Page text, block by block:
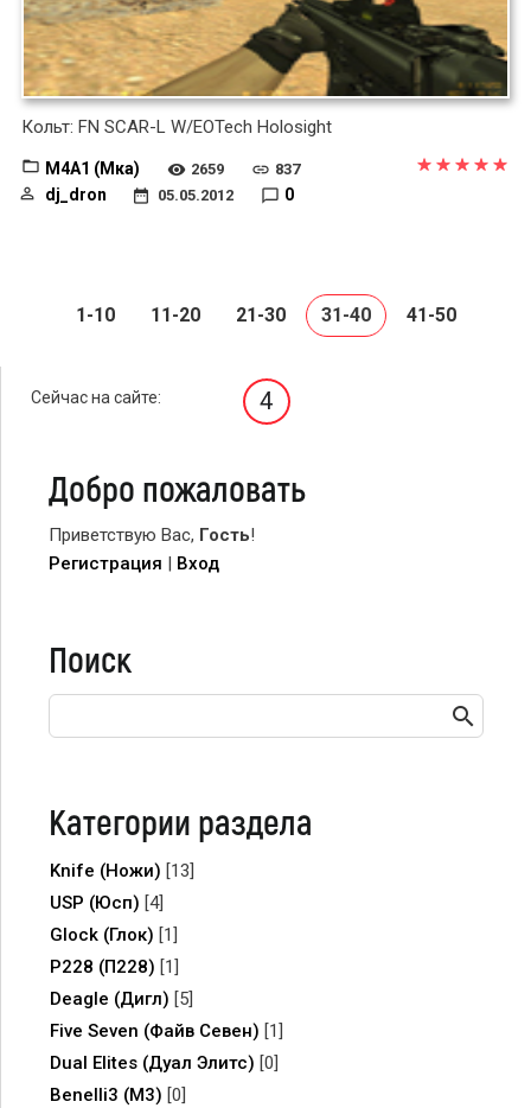
Кольт: FN SCAR-L W/EOTech Holosight
M4A1 (Мка) 2659 837
dj_dron 05.05.2012 0
1-10 11-20 21-30 31-40 41-50
Сейчас на сайте: 4
Добро пожаловать
Приветствую Вас, Гость!
Регистрация | Вход
Поиск
Категории раздела
Knife (Ножи) [13]
USP (Юсп) [4]
Glock (Глок) [1]
P228 (П228) [1]
Deagle (Дигл) [5]
Five Seven (Файв Севен) [1]
Dual Elites (Дуал Элитс) [0]
Benelli3 (M3) [0]